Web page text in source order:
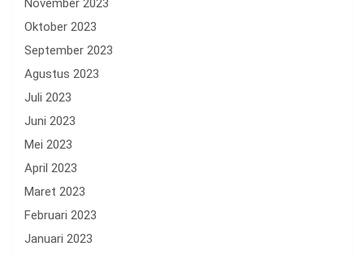
November 2023
Oktober 2023
September 2023
Agustus 2023
Juli 2023
Juni 2023
Mei 2023
April 2023
Maret 2023
Februari 2023
Januari 2023